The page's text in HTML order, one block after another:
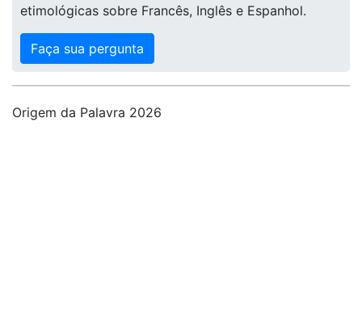
etimológicas sobre Francês, Inglês e Espanhol.
Faça sua pergunta
Origem da Palavra 2026